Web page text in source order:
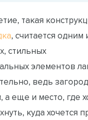
такая
, считается одним
стильных
элементов
ведь
а еще и место, где
куда хочется